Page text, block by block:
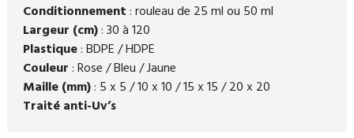
Conditionnement: rouleau de 25 ml ou 50 ml
Largeur (cm): 30 à 120
Plastique: BDPE / HDPE
Couleur: Rose / Bleu / Jaune
Maille (mm): 5 x 5 / 10 x 10 / 15 x 15 / 20 x 20
Traité anti-Uv’s